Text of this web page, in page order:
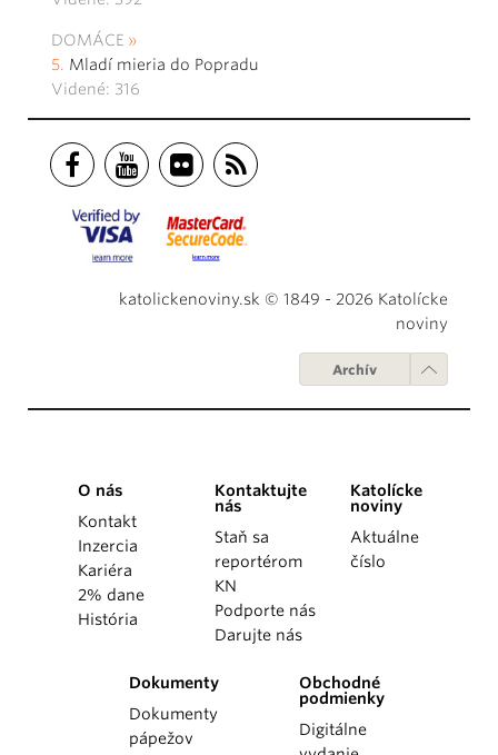
DOMÁCE
Mladí mieria do Popradu
Videné: 316
katolickenoviny.sk © 1849 - 2026 Katolícke
noviny
Archív
O nás
Kontakt
Inzercia
Kariéra
2% dane
História
Kontaktujte
nás
Staň sa
reportérom
KN
Podporte nás
Darujte nás
Katolícke
noviny
Aktuálne
číslo
Dokumenty
Dokumenty
pápežov
Obchodné
podmienky
Digitálne